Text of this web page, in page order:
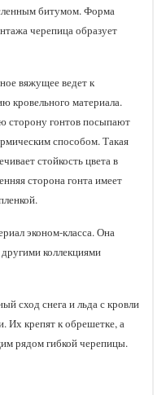
битумом. Форма
черепица образует
вяжущее ведет к
кровельного материала.
сторону гонтов посыпают
способом. Такая
стойкость цвета в
сторона гонта имеет
эконом-класса. Она
коллекциями
сход снега и льда с кровли
Их крепят к обрешетке, а
рядом гибкой черепицы.